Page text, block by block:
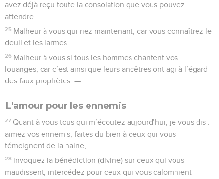
avez déjà reçu toute la consolation que vous pouvez
attendre.
25 Malheur à vous qui riez maintenant, car vous connaîtrez le
deuil et les larmes.
26 Malheur à vous si tous les hommes chantent vos
louanges, car c’est ainsi que leurs ancêtres ont agi à l’égard
des faux prophètes. —
L'amour pour les ennemis
27 Quant à vous tous qui m’écoutez aujourd’hui, je vous dis :
aimez vos ennemis, faites du bien à ceux qui vous
témoignent de la haine,
28 invoquez la bénédiction (divine) sur ceux qui vous
maudissent, intercédez pour ceux qui vous calomnient